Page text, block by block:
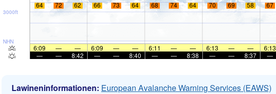
NHN
3000ft
64 72 62 66 73 64 68 74 64 70 69 58 67
6:09 — — 6:09 — — 6:11 — — 6:13 — — 6:13
—
— 8:42 — — 8:40 — — 8:38 — — 8:37 —
Lawineninformationen: European Avalanche Warning Services (EAWS)